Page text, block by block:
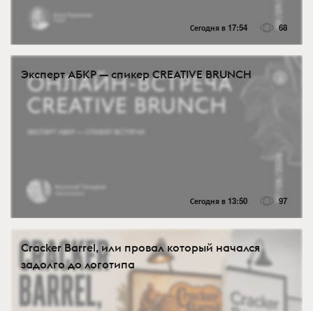
Сегодня в 17:54 68
Эксперт АБКР — спикер CREATIVE BRUNCH
Сегодня в 13:50 97
Cracker Barrel, или провал который начался
задолго до логотипа